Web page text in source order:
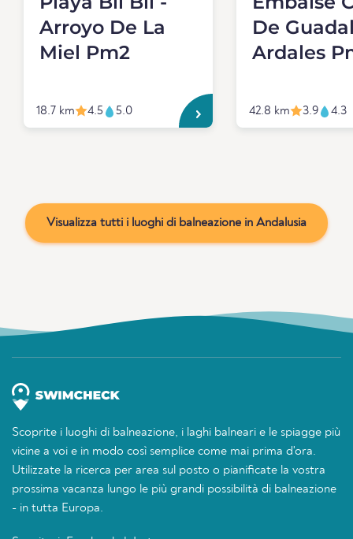
Arroyo De La
Miel Pm2
18.7 km 4.5 5.0
De
Ardales
42.8 km 3.9 4.3
Visualizza tutti i luoghi di balneazione in Andalusia
Scoprite i luoghi di balneazione, i laghi balneari e le spiagge più
vicine a voi e in modo così semplice come mai prima d'ora.
Utilizzate la ricerca per area sul posto o pianificate la vostra
prossima vacanza lungo le più grandi possibilità di balneazione
- in tutta Europa.